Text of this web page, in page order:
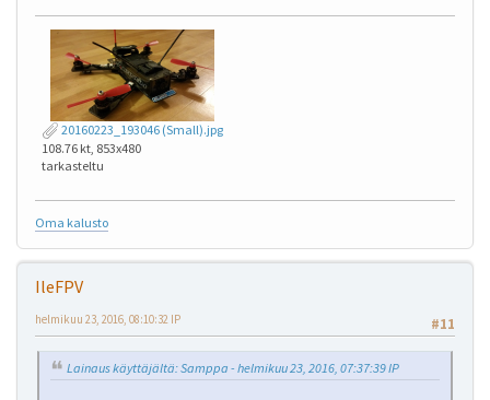
20160223_193046 (Small).jpg
108.76 kt, 853x480
tarkasteltu
Oma kalusto
IleFPV
#11
helmikuu 23, 2016, 08:10:32 IP
Lainaus käyttäjältä: Samppa - helmikuu 23, 2016, 07:37:39 IP